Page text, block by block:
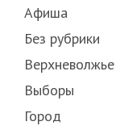
Афиша
Без рубрики
Верхневолжье
Выборы
Город